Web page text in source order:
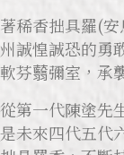
稀香拙具羅(
誠惶誠恐的
芬蘙彌室，承
從第一代陳塗
未來四代五